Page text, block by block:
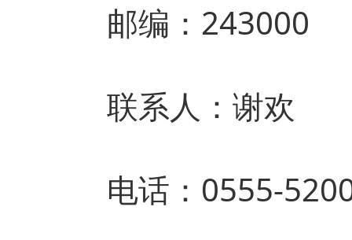
邮编：243000
联系人：谢欢
电话：0555-